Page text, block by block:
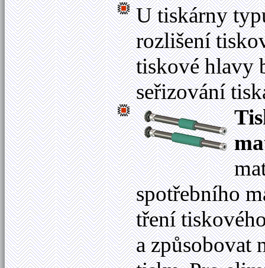
U tiskárny
rozlišení
tiskové hlavy
seřizování
spotřebního
tření
a způsobovat